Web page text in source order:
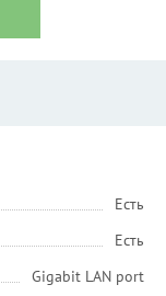
Есть
Есть
Gigabit LAN port